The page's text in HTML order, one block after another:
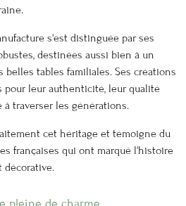
s'est distinguée par ses
destinées aussi bien à un
belles tables familiales. Ses créations
pour leur authenticité, leur qualité
traverser les générations.
cet héritage et témoigne du
françaises qui ont marqué l'histoire
décorative.